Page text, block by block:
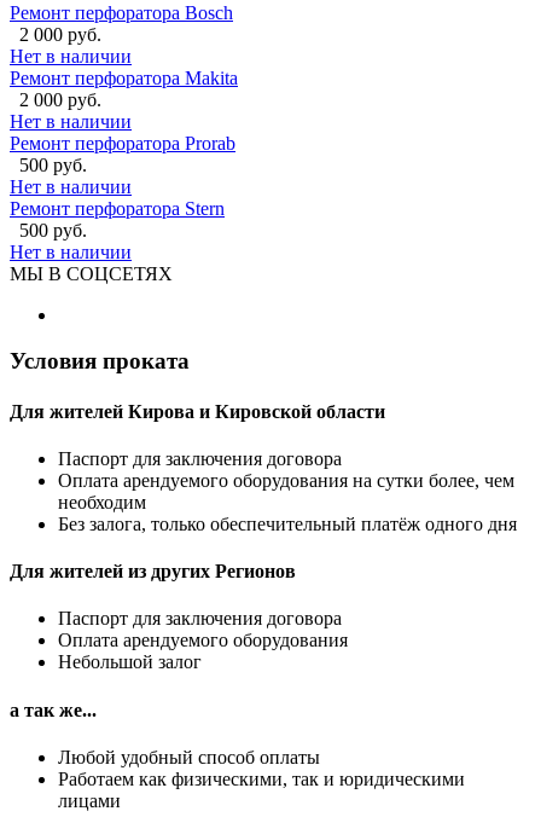
Ремонт перфоратора Bosch
2 000 руб.
Нет в наличии
Ремонт перфоратора Makita
2 000 руб.
Нет в наличии
Ремонт перфоратора Prorab
500 руб.
Нет в наличии
Ремонт перфоратора Stern
500 руб.
Нет в наличии
МЫ В СОЦСЕТЯХ
Условия проката
Для жителей Кирова и Кировской области
Паспорт для заключения договора
Оплата арендуемого оборудования на сутки более, чем
необходим
Без залога, только обеспечительный платёж одного дня
Для жителей из других Регионов
Паспорт для заключения договора
Оплата арендуемого оборудования
Небольшой залог
а так же...
Любой удобный способ оплаты
Работаем как физическими, так и юридическими
лицами